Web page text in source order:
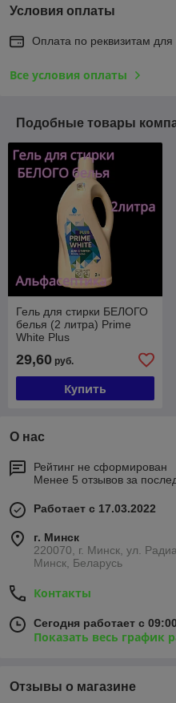
Условия оплаты
Оплата по реквизитам
Все условия оплаты
Подобные товары
Гель для стирки БЕЛОГО
белья (2 литра) Prime
White Plus
29,60 руб.
Купить
О нас
Рейтинг не сформирован
Менее 5 отзывов за
Работает с 17.03.2022
г. Минск
220070, г. Минск, ул.
Минск, Беларусь
Контакты
Сегодня работает с
Показать весь график
Отзывы о магазине